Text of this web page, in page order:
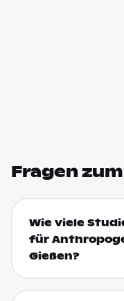
Fragen
Wie viele
für
Gießen?